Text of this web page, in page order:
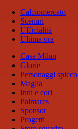
Calciomercato
Scenari
Ufficialità
Ultima ora
Casa Milan
Glorie
Personaggi spicco
Maglia
Inni e cori
Palmares
Sponsor
Progetti